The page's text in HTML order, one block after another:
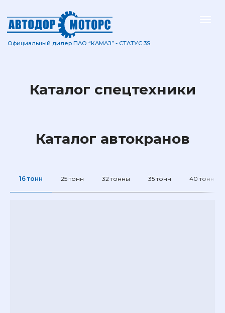
Официальный дилер ПАО “КАМАЗ” - СТАТУС 3S
Каталог автокранов
16 тонн 25 тонн 32 тонны 35 тонн 40 тонн